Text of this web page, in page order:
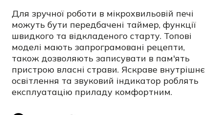
Для зручної роботи в мікрохвильовій печі
можуть бути передбачені таймер, функції
швидкого та відкладеного старту. Топові
моделі мають запрограмовані рецепти,
також дозволяють записувати в пам'ять
пристрою власні страви. Яскраве внутрішнє
освітлення та звуковий індикатор роблять
експлуатацію приладу комфортним.